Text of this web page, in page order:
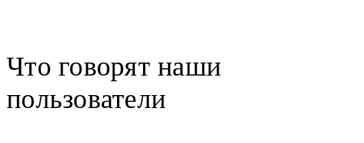
Что говорят наши
пользователи